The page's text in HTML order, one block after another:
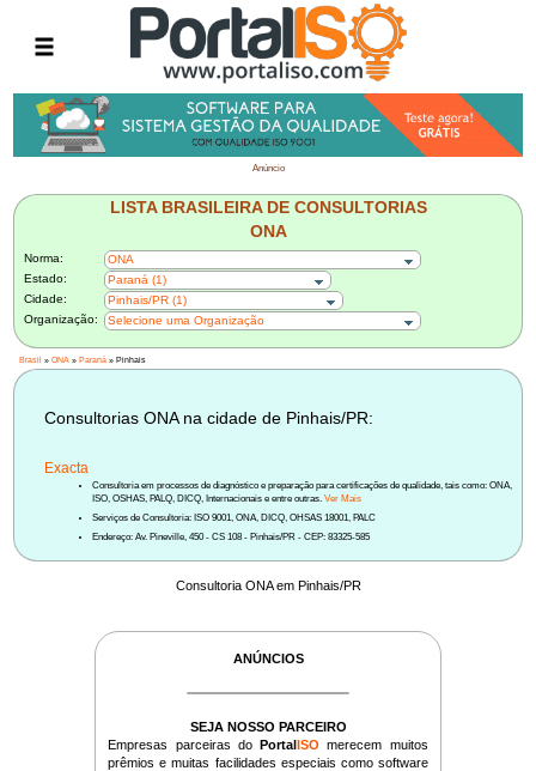
Anúncio
LISTA BRASILEIRA DE CONSULTORIAS
ONA
Norma:
ONA
Estado:
Paraná (1)
Cidade:
Pinhais/PR (1)
Organização:
Selecione uma Organização
Brasil »ONA »Paraná » Pinhais
Consultorias ONA na cidade de Pinhais/PR:
Exacta
Consultoria em processos de diagnóstico e preparação para certificações de qualidade, tais como: ONA,
ISO, OSHAS, PALQ, DICQ, Internacionais e entre outras.Ver Mais
Serviços de Consultoria: ISO 9001, ONA, DICQ, OHSAS 18001, PALC
Endereço: Av. Pineville, 450 - CS 108 - Pinhais/PR - CEP: 83325-585
Consultoria ONA em Pinhais/PR
ANÚNCIOS
SEJA NOSSO PARCEIRO
Empresas parceiras doPortalISO merecem muitos
prêmios e muitas facilidades especiais como software